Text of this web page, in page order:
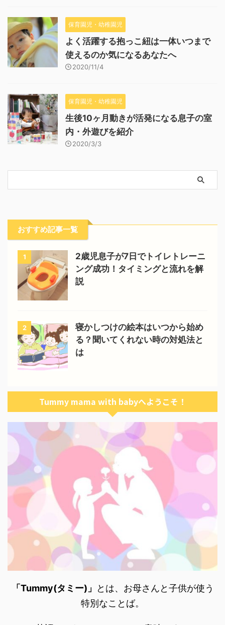
保育園児・幼稚園児
よく活躍する抱っこ紐は一体いつまで
使えるのか気になるあなたへ
2020/11/4
保育園児・幼稚園児
生後10ヶ月動きが活発になる息子の室
内・外遊びを紹介
2020/3/3
おすすめ記事一覧
1
2歳児息子が7日でトイレトレーニ
ング成功！タイミングと流れを解
説
2
寝かしつけの絵本はいつから始め
る？聞いてくれない時の対処法と
は
Tummy mama with babyへようこそ！
「Tummy(タミー)」
とは、お母さんと子供が使う
特別なことば。